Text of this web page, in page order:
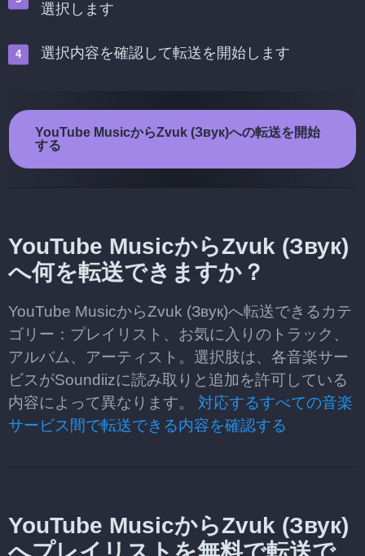
選択します
選択内容を確認して転送を開始します
YouTube MusicからZvuk (Звук)への転送を開始
する
YouTube MusicからZvuk (Звук)
へ何を転送できますか？
YouTube MusicからZvuk (Звук)へ転送できるカテ
ゴリー：プレイリスト、お気に入りのトラック、
アルバム、アーティスト。選択肢は、各音楽サー
ビスがSoundiizに読み取りと追加を許可している
内容によって異なります。 対応するすべての音楽
サービス間で転送できる内容を確認する
YouTube MusicからZvuk (Звук)